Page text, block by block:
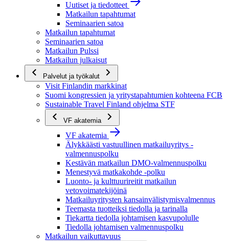
Uutiset ja tiedotteet
Matkailun tapahtumat
Seminaarien satoa
Matkailun tapahtumat
Seminaarien satoa
Matkailun Pulssi
Matkailun julkaisut
Palvelut ja työkalut
Visit Finlandin markkinat
Suomi kongressien ja yritystapahtumien kohteena FCB
Sustainable Travel Finland ohjelma STF
VF akatemia
VF akatemia
Älykkäästi vastuullinen matkailuyritys -
valmennuspolku
Kestävän matkailun DMO-valmennuspolku
Menestyvä matkakohde -polku
Luonto- ja kulttuurireitit matkailun
vetovoimatekijöinä
Matkailuyritysten kansainvälistymisvalmennus
Teemasta tuotteiksi tiedolla ja tarinalla
Tiekartta tiedolla johtamisen kasvupolulle
Tiedolla johtamisen valmennuspolku
Matkailun vaikuttavuus